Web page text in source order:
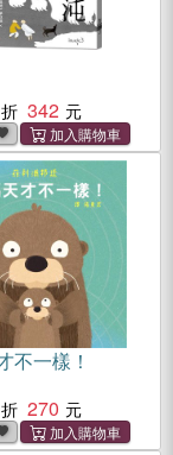
342
不一樣！
270